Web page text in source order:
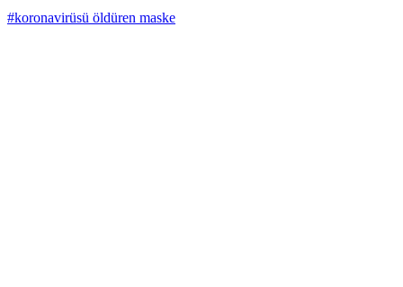
#koronavirüsü öldüren maske